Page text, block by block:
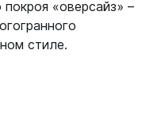
«оверсайз» –
стиле.